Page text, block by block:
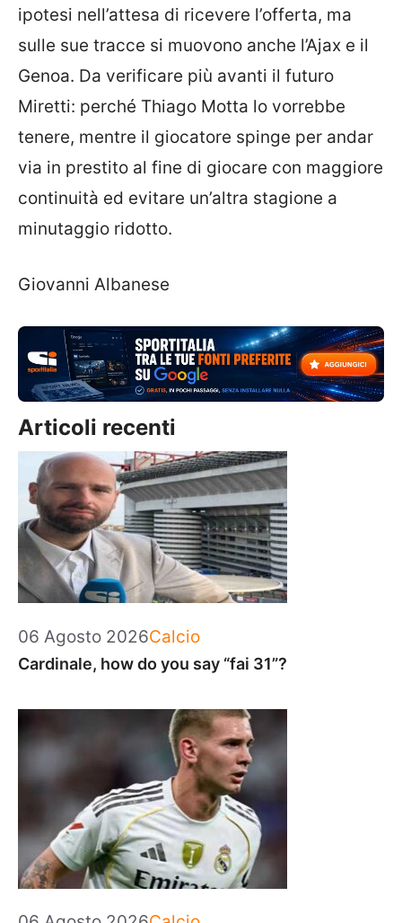
ipotesi nell’attesa di ricevere l’offerta, ma
sulle sue tracce si muovono anche l’Ajax e il
Genoa. Da verificare più avanti il futuro
Miretti: perché Thiago Motta lo vorrebbe
tenere, mentre il giocatore spinge per andar
via in prestito al fine di giocare con maggiore
continuità ed evitare un’altra stagione a
minutaggio ridotto.
Giovanni Albanese
Articoli recenti
06 Agosto 2026Categorie
Calcio
Cardinale, how do you say “fai 31”?
Categorie